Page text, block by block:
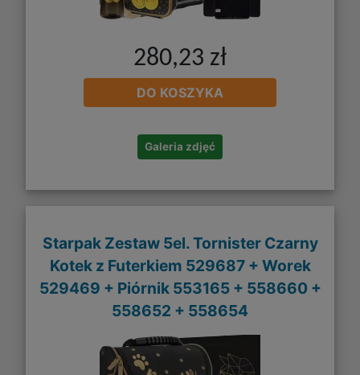
280,23 zł
DO KOSZYKA
Galeria zdjęć
Starpak Zestaw 5el. Tornister Czarny
Kotek z Futerkiem 529687 + Worek
529469 + Piórnik 553165 + 558660 +
558652 + 558654